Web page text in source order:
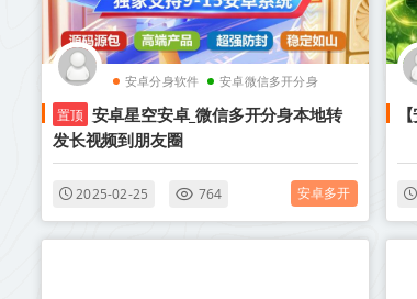
安卓分身软件 安卓微信多开分身
置顶 安卓星空安卓_微信多开分身本地转
发长视频到朋友圈
2025-02-25 764 安卓多开